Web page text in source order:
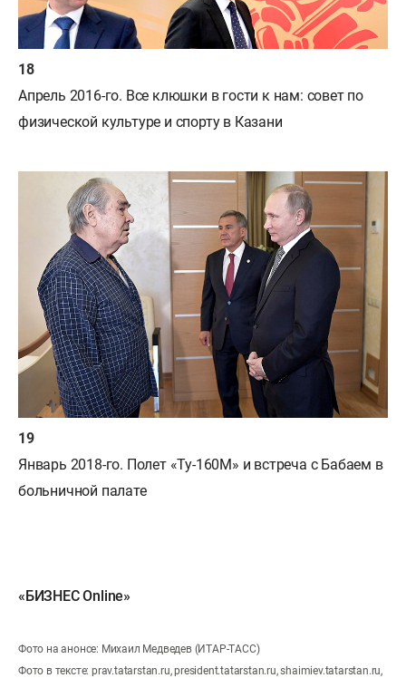
Апрель 2016-го. Все клюшки в гости к нам: совет по
физической культуре и спорту в Казани
Январь 2018-го. Полет «Ту-160М» и встреча с Бабаем в
больничной палате
«БИЗНЕС Online»
Фото на анонсе: Михаил Медведев (ИТАР-ТАСС)
Фото в тексте: prav.tatarstan.ru, president.tatarstan.ru, shaimiev.tatarstan.ru,